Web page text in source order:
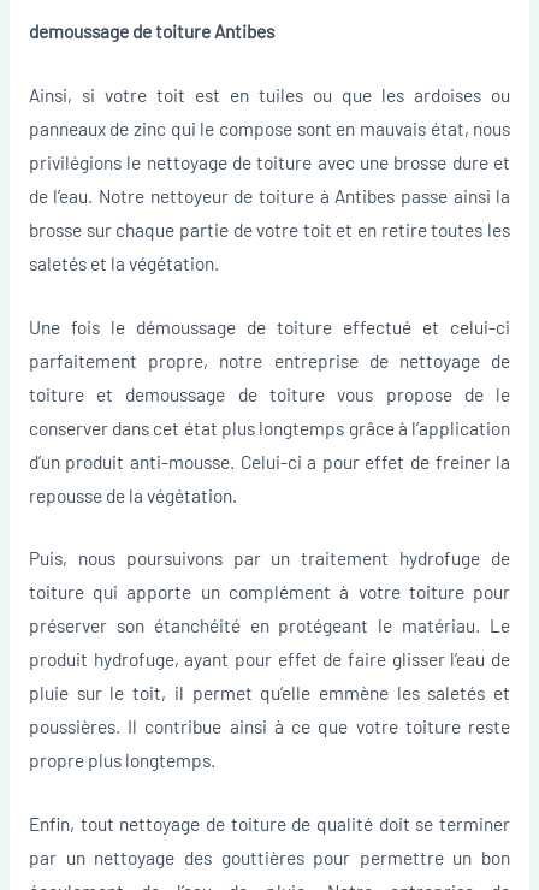
demoussage de toiture Antibes
Ainsi, si votre toit est en tuiles ou que les ardoises ou
panneaux de zinc qui le compose sont en mauvais état, nous
privilégions le nettoyage de toiture avec une brosse dure et
de l’eau. Notre nettoyeur de toiture à Antibes passe ainsi la
brosse sur chaque partie de votre toit et en retire toutes les
saletés et la végétation.
Une fois le démoussage de toiture effectué et celui-ci
parfaitement propre, notre entreprise de nettoyage de
toiture et demoussage de toiture vous propose de le
conserver dans cet état plus longtemps grâce à l’application
d’un produit anti-mousse. Celui-ci a pour effet de freiner la
repousse de la végétation.
Puis, nous poursuivons par un traitement hydrofuge de
toiture qui apporte un complément à votre toiture pour
préserver son étanchéité en protégeant le matériau. Le
produit hydrofuge, ayant pour effet de faire glisser l’eau de
pluie sur le toit, il permet qu’elle emmène les saletés et
poussières. Il contribue ainsi à ce que votre toiture reste
propre plus longtemps.
Enfin, tout nettoyage de toiture de qualité doit se terminer
par un nettoyage des gouttières pour permettre un bon